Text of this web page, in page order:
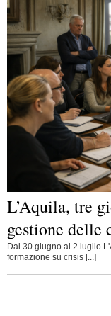
L’Aquila, tre
gestione delle
Dal 30 giugno al 2 luglio
formazione su crisis [...]